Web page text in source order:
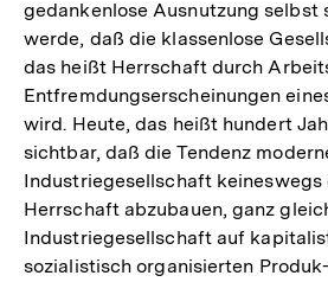
gedankenlose Ausnutzung selbst
werde, daß die klassenlose
das heißt Herrschaft durch
Entfremdungserscheinungen
wird. Heute, das heißt hundert
sichtbar, daß die Tendenz
Industriegesellschaft keineswegs
Herrschaft abzubauen, ganz
Industriegesellschaft auf
sozialistisch organisierten